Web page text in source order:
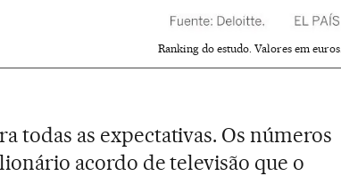
Ranking do estudo. Valores em euros.
todas as expectativas. Os números
acordo de televisão que o